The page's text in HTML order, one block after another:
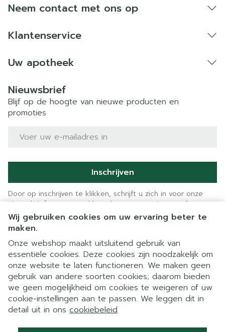
Wij gebruiken cookies om uw ervaring beter te
maken.
Onze webshop maakt uitsluitend gebruik van
essentiële cookies. Deze cookies zijn noodzakelijk om
onze website te laten functioneren. We maken geen
gebruik van andere soorten cookies; daarom bieden
we geen mogelijkheid om cookies te weigeren of uw
cookie-instellingen aan te passen. We leggen dit in
detail uit in ons cookiebeleid
Neem contact met ons op
Klantenservice
Uw apotheek
Nieuwsbrief
Blijf op de hoogte van nieuwe producten en
promoties
E-mail adres
Inschrijven
Door op inschrijven te klikken, schrijft u zich in voor onze
nieuwsbrief en gaat u akkoord met onzeprivacy policy.
Juridische links